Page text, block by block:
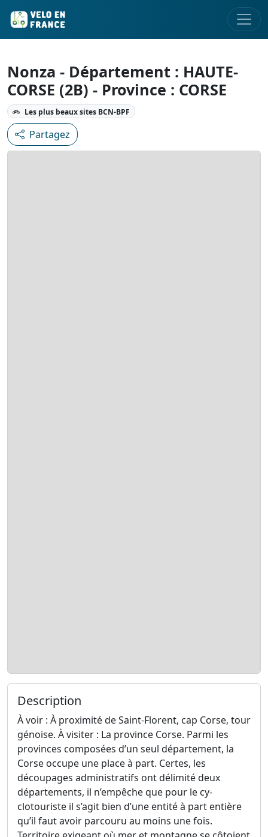
Nonza - Département : HAUTE-
CORSE (2B) - Province : CORSE
Les plus beaux sites BCN-BPF
Partagez
Description
À voir : À proximité de Saint-Florent, cap Corse, tour
génoise. À visiter : La province Corse. Parmi les
provinces composées d’un seul département, la
Corse occupe une place à part. Certes, les
découpages administratifs ont délimité deux
départements, il n’empêche que pour le cy-
clotouriste il s’agit bien d’une entité à part entière
qu’il faut avoir parcouru au moins une fois.